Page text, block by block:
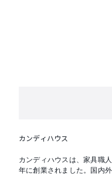
カンディハウス
カンディハウスは、家具職
年に創業されました。国内